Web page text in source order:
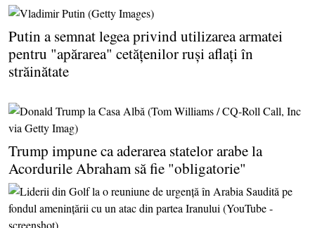
Putin a semnat legea privind utilizarea armatei
pentru "apărarea" cetăţenilor ruşi aflaţi în
străinătate
Trump impune ca aderarea statelor arabe la
Acordurile Abraham să fie "obligatorie"